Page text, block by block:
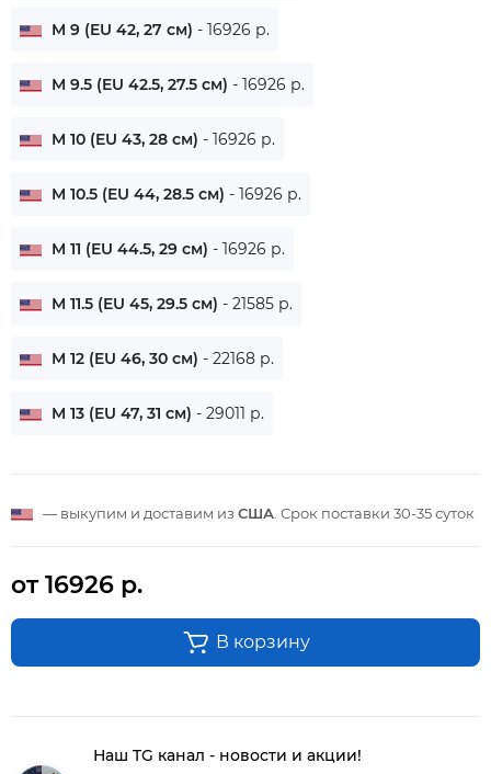
M 9 (EU 42, 27 см) - 16926 р.
M 9.5 (EU 42.5, 27.5 см) - 16926 р.
M 10 (EU 43, 28 см) - 16926 р.
M 10.5 (EU 44, 28.5 см) - 16926 р.
M 11 (EU 44.5, 29 см) - 16926 р.
M 11.5 (EU 45, 29.5 см) - 21585 р.
M 12 (EU 46, 30 см) - 22168 р.
M 13 (EU 47, 31 см) - 29011 р.
— выкупим и доставим из США . Срок поставки 30-35 суток
от 16926 р.
В корзину
Наш TG канал - новости и акции!